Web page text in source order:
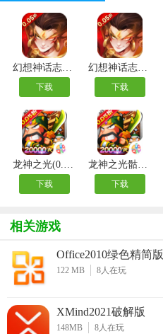
幻想神话志手游
下载
幻想神话志买断版
下载
龙神之光(0.05折日送20000代充券)
下载
龙神之光骷髅传奇手游
下载
相关游戏
Office2010绿色精简版
122 MB 8人在玩
XMind2021破解版
148MB 8人在玩